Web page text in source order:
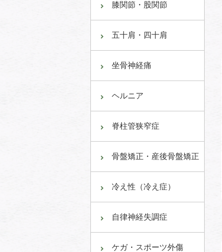
膝関節・股関節
五十肩・四十肩
坐骨神経痛
ヘルニア
脊柱管狭窄症
骨盤矯正・産後骨盤矯正
冷え性（冷え症）
自律神経失調症
ケガ・スポーツ外傷